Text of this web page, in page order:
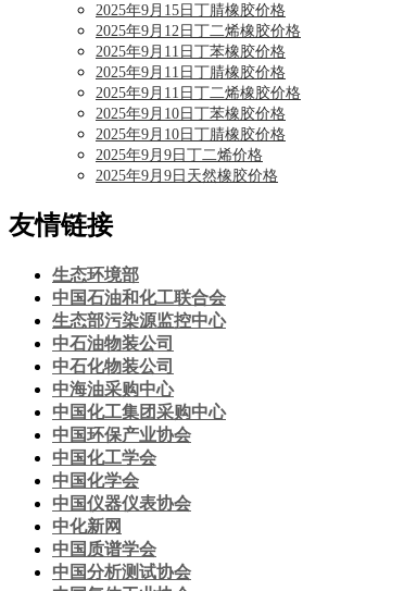
2025年9月15日丁腈橡胶价格
2025年9月12日丁二烯橡胶价格
2025年9月11日丁苯橡胶价格
2025年9月11日丁腈橡胶价格
2025年9月11日丁二烯橡胶价格
2025年9月10日丁苯橡胶价格
2025年9月10日丁腈橡胶价格
2025年9月9日丁二烯价格
2025年9月9日天然橡胶价格
友情链接
生态环境部
中国石油和化工联合会
生态部污染源监控中心
中石油物装公司
中石化物装公司
中海油采购中心
中国化工集团采购中心
中国环保产业协会
中国化工学会
中国化学会
中国仪器仪表协会
中化新网
中国质谱学会
中国分析测试协会